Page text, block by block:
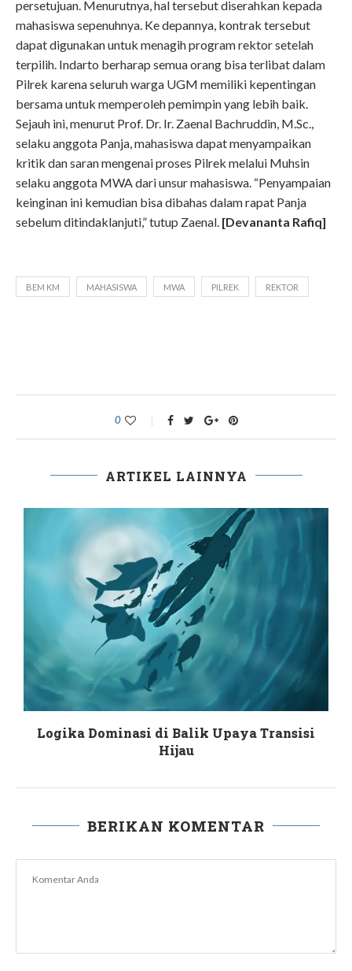
persetujuan. Menurutnya, hal tersebut diserahkan kepada
mahasiswa sepenuhnya. Ke depannya, kontrak tersebut
dapat digunakan untuk menagih program rektor setelah
terpilih. Indarto berharap semua orang bisa terlibat dalam
Pilrek karena seluruh warga UGM memiliki kepentingan
bersama untuk memperoleh pemimpin yang lebih baik.
Sejauh ini, menurut Prof. Dr. Ir. Zaenal Bachruddin, M.Sc.,
selaku anggota Panja, mahasiswa dapat menyampaikan
kritik dan saran mengenai proses Pilrek melalui Muhsin
selaku anggota MWA dari unsur mahasiswa. “Penyampaian
keinginan ini kemudian bisa dibahas dalam rapat Panja
sebelum ditindaklanjuti,” tutup Zaenal. [Devananta Rafiq]
BEM KM MAHASISWA MWA PILREK REKTOR
0
ARTIKEL LAINNYA
Logika Dominasi di Balik Upaya Transisi
Hijau
BERIKAN KOMENTAR